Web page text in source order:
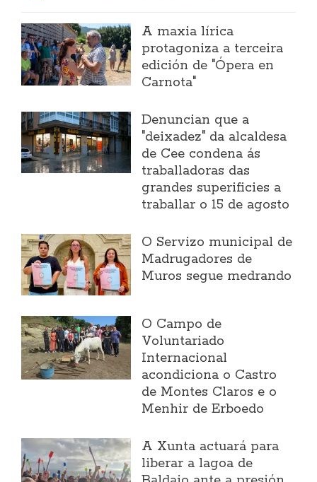
A maxia lírica
protagoniza a terceira
edición de "Ópera en
Carnota"
Denuncian que a
"deixadez" da alcaldesa
de Cee condena ás
traballadoras das
grandes superificies a
traballar o 15 de agosto
O Servizo municipal de
Madrugadores de
Muros segue medrando
O Campo de
Voluntariado
Internacional
acondiciona o Castro
de Montes Claros e o
Menhir de Erboedo
A Xunta actuará para
liberar a lagoa de